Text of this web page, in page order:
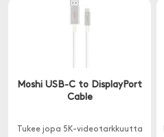
Moshi USB-C to DisplayPort
Cable
Tukee jopa 5K-videotarkkuutta